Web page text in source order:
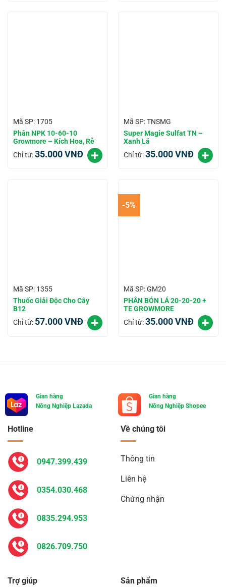
Mã SP: 1705
Phân NPK 10-60-10
Growmore – Kích Hoa, Rễ
Chỉ từ:35.000VNĐ
Mã SP: TNSMG
Super Magie Sulfat TN –
Xanh Lá
Chỉ từ:35.000VNĐ
Mã SP: 1355
Thuốc Giải Độc Cho Cây
B12
Chỉ từ: 57.000VNĐ
-5%
Mã SP: GM20
PHÂN BÓN LÁ 20-20-20 +
TE GROWMORE
Chỉ từ:35.000VNĐ
Gian hàng
Nông Nghiệp Lazada
Gian hàng
Nông Nghiệp Shopee
Về chúng tôi
Thông tin
Liên hệ
Chứng nhận
Trợ giúp Sản phẩm
Hotline
0947.399.439
0354.030.468
0835.294.953
0826.709.750